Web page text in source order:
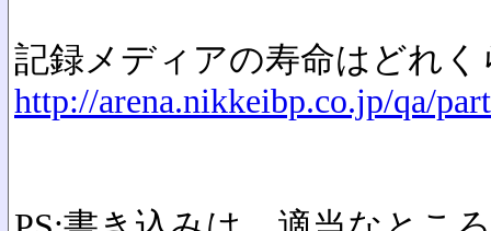
記録メディアの寿命はどれく
http://arena.nikkeibp.co.jp/qa/